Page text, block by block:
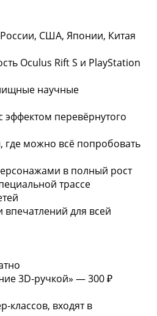
США, Японии, Китая
Oculus Rift S и PlayStation
научные
эффектом перевёрнутого
где можно всё попробовать
в полный рост
трассе
для всей
3D-ручкой» — 300 ₽
классов, входят в